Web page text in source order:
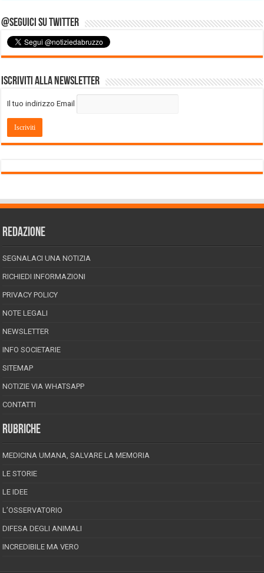
@Seguici su Twitter
Iscriviti alla Newsletter
Il tuo indirizzo Email
REDAZIONE
SEGNALACI UNA NOTIZIA
RICHIEDI INFORMAZIONI
PRIVACY POLICY
NOTE LEGALI
NEWSLETTER
INFO SOCIETARIE
SITEMAP
NOTIZIE VIA WHATSAPP
CONTATTI
RUBRICHE
MEDICINA UMANA, SALVARE LA MEMORIA
LE STORIE
LE IDEE
L’OSSERVATORIO
DIFESA DEGLI ANIMALI
INCREDIBILE MA VERO